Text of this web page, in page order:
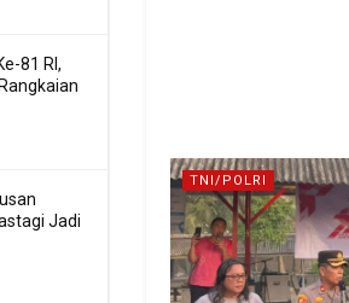
81 RI,
Jadi
TNI/POLRI